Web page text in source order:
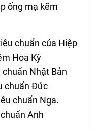
ống mạ kẽm
chuẩn của Hiệp
Hoa Kỳ
Nhật Bản
chuẩn Đức
chuẩn Nga.
Anh